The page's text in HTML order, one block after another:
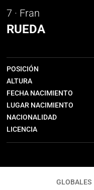
7 · Fran
RUEDA
POSICIÓN
ALTURA
FECHA NACIMIENTO
LUGAR NACIMIENTO
NACIONALIDAD
LICENCIA
GLOBALES